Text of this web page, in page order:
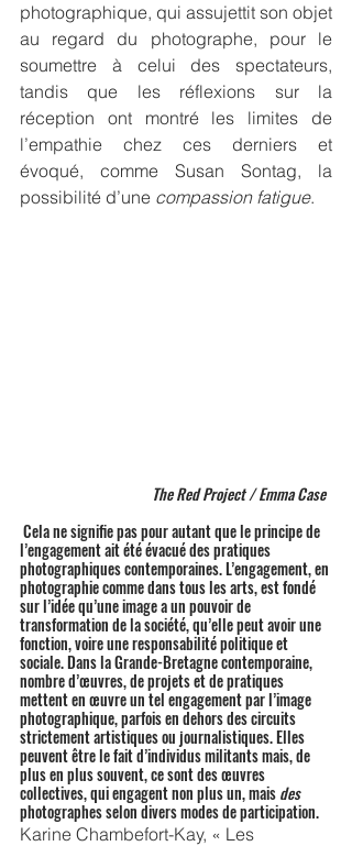
photographique, qui assujettit son objet
au regard du photographe, pour le
soumettre à celui des spectateurs,
tandis que les réflexions sur la
réception ont montré les limites de
l’empathie chez ces derniers et
évoqué, comme Susan Sontag, la
possibilité d’une compassion fatigue.
The Red Project / Emma Case
l’engagement ait été évacué des pratiques
photographiques contemporaines. L’engagement, en
photographie comme dans tous les arts, est fondé
sur l’idée qu’une image a un pouvoir de
transformation de la société, qu’elle peut avoir une
fonction, voire une responsabilité politique et
sociale. Dans la Grande-Bretagne contemporaine,
nombre d’œuvres, de projets et de pratiques
mettent en œuvre un tel engagement par l’image
photographique, parfois en dehors des circuits
strictement artistiques ou journalistiques. Elles
peuvent être le fait d’individus militants mais, de
plus en plus souvent, ce sont des œuvres
collectives, qui engagent non plus un, mais des
photographes selon divers modes de participation.
Karine Chambefort-Kay, « Les